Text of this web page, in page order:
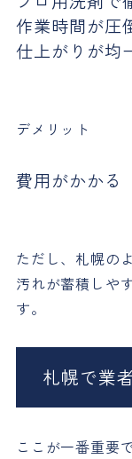
作業時間が圧
仕上がりが均
デメリット
費用がかかる
ただし、札幌の
汚れが蓄積しや
す。
札幌で業
ここが一番重要で